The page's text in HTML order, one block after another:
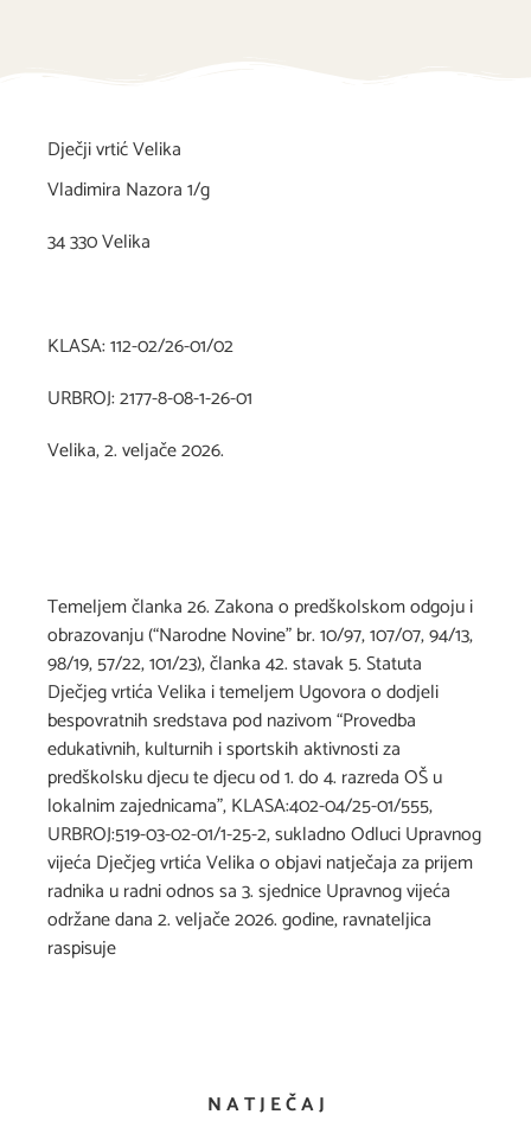
Dječji vrtić Velika
Vladimira Nazora 1/g
34 330 Velika
KLASA: 112-02/26-01/02
URBROJ: 2177-8-08-1-26-01
Velika, 2. veljače 2026.
Temeljem članka 26. Zakona o predškolskom odgoju i
obrazovanju (“Narodne Novine” br. 10/97, 107/07, 94/13,
98/19, 57/22, 101/23), članka 42. stavak 5. Statuta
Dječjeg vrtića Velika i temeljem Ugovora o dodjeli
bespovratnih sredstava pod nazivom “Provedba
edukativnih, kulturnih i sportskih aktivnosti za
predškolsku djecu te djecu od 1. do 4. razreda OŠ u
lokalnim zajednicama”, KLASA:402-04/25-01/555,
URBROJ:519-03-02-01/1-25-2, sukladno Odluci Upravnog
vijeća Dječjeg vrtića Velika o objavi natječaja za prijem
radnika u radni odnos sa 3. sjednice Upravnog vijeća
održane dana 2. veljače 2026. godine, ravnateljica
raspisuje
N A T J E Č A J